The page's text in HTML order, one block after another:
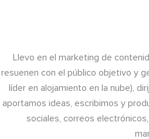
Llevo en el marketing de
resuenen con el público objetivo y
líder en alojamiento en la nube),
aportamos ideas, escribimos y
sociales, correos